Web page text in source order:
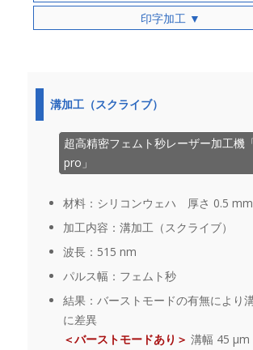
印字加工 ▼
溝加工（スクライブ）
超高精密フェムト秒レーザー加工機
pro」
材料：シリコンウェハ 厚さ 0.5 mm
加工内容：溝加工（スクライブ）
波長：515 nm
パルス幅：フェムト秒
結果：バーストモードの有無により
に差異
＜バーストモードあり＞ 溝幅 45 μm